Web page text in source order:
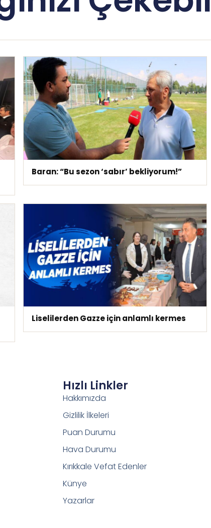
Baran: “Bu sezon ‘sabır’ bekliyorum!”
Liselilerden Gazze için anlamlı kermes
Hızlı Linkler
Hakkımızda
Gizlilik İlkeleri
Puan Durumu
Hava Durumu
Kırıkkale Vefat Edenler
Künye
Yazarlar